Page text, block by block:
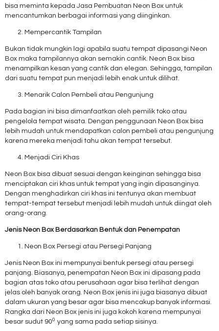
bisa meminta kepada Jasa Pembuatan Neon Box untuk
mencantumkan berbagai informasi yang diinginkan.
Mempercantik Tampilan
Bukan tidak mungkin lagi apabila suatu tempat dipasangi Neon
Box maka tampilannya akan semakin cantik. Neon Box bisa
menampilkan kesan yang cantik dan elegan. Sehingga, tampilan
dari suatu tempat pun menjadi lebih enak untuk dilihat.
Menarik Calon Pembeli atau Pengunjung
Pada bagian ini bisa dimanfaatkan oleh pemilik toko atau
pengelola tempat wisata. Dengan penggunaan Neon Box bisa
lebih mudah untuk mendapatkan calon pembeli atau pengunjung
karena mereka menjadi tahu akan tempat tersebut.
Menjadi Ciri Khas
Neon Box bisa dibuat sesuai dengan keinginan sehingga bisa
menciptakan ciri khas untuk tempat yang ingin dipasanginya.
Dengan menghadirkan ciri khas ini tentunya akan membuat
tempat-tempat tersebut menjadi lebih mudah untuk diingat oleh
orang-orang.
Jenis Neon Box Berdasarkan Bentuk dan Penempatan
Neon Box Persegi atau Persegi Panjang
Jenis Neon Box ini mempunyai bentuk persegi atau persegi
panjang. Biasanya, penempatan Neon Box ini dipasang pada
bagian atas toko atau perusahaan agar bisa terlihat dengan
jelas oleh banyak orang. Neon Box jenis ini juga biasanya dibuat
dalam ukuran yang besar agar bisa mencakup banyak informasi.
Rangka dari Neon Box jenis ini juga kokoh karena mempunyai
besar sudut 900 yang sama pada setiap sisinya.